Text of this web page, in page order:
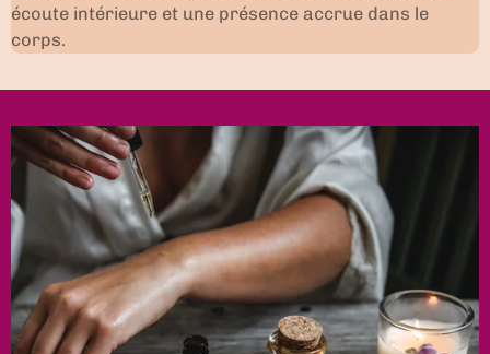
écoute intérieure et une présence accrue dans le
corps.